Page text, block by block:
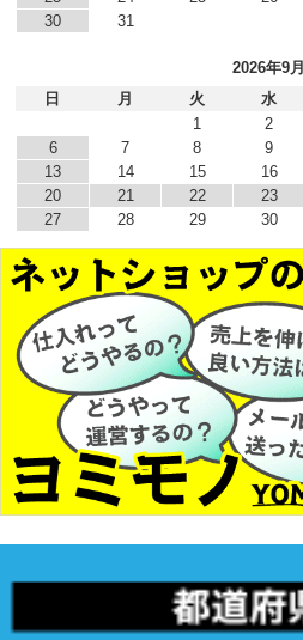
30
31
2026年9月
日
月 火 水
1
2
6
7 8 9
13
14 15 16
20
21 22 23
27
28 29 30